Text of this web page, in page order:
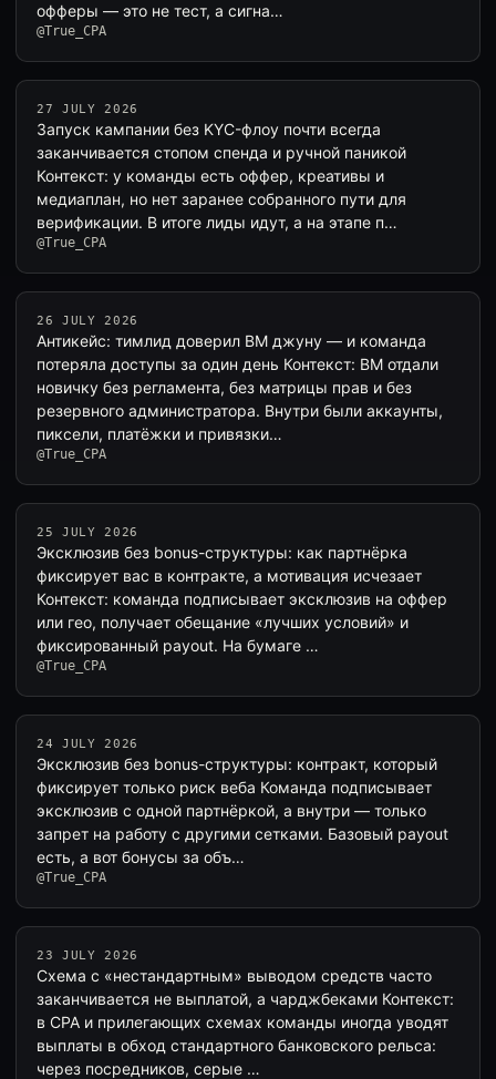
офферы — это не тест, а сигна…
@True_CPA
27 JULY 2026
Запуск кампании без KYC-флоу почти всегда
заканчивается стопом спенда и ручной паникой
Контекст: у команды есть оффер, креативы и
медиаплан, но нет заранее собранного пути для
верификации. В итоге лиды идут, а на этапе п…
@True_CPA
26 JULY 2026
Антикейс: тимлид доверил BM джуну — и команда
потеряла доступы за один день Контекст: BM отдали
новичку без регламента, без матрицы прав и без
резервного администратора. Внутри были аккаунты,
пиксели, платёжки и привязки…
@True_CPA
25 JULY 2026
Эксклюзив без bonus-структуры: как партнёрка
фиксирует вас в контракте, а мотивация исчезает
Контекст: команда подписывает эксклюзив на оффер
или гео, получает обещание «лучших условий» и
фиксированный payout. На бумаге …
@True_CPA
24 JULY 2026
Эксклюзив без bonus-структуры: контракт, который
фиксирует только риск веба Команда подписывает
эксклюзив с одной партнёркой, а внутри — только
запрет на работу с другими сетками. Базовый payout
есть, а вот бонусы за объ…
@True_CPA
23 JULY 2026
Схема с «нестандартным» выводом средств часто
заканчивается не выплатой, а чарджбеками Контекст:
в CPA и прилегающих схемах команды иногда уводят
выплаты в обход стандартного банковского рельса:
через посредников, серые …